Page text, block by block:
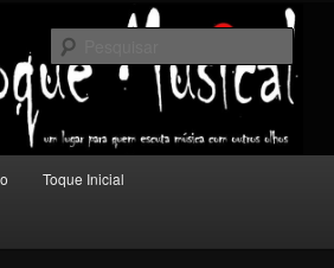
música com outros olhos.
Toque Inicial